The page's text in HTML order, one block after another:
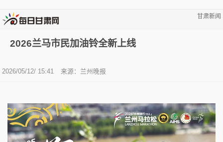
甘肃新闻
2026兰马市民加油铃全新上线
2026/05/12/ 15:41 来源：兰州晚报